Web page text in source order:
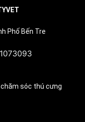
Phố Bến Tre
chăm sóc thú cưng